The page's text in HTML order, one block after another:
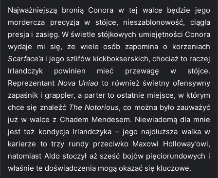
Najważniejszą bronią Conora w tej walce będzie jego
mordercza precyzja w stójce, nieszablonowość, ciągła
presja i zasięg. W świetle stójkowych umiejętności Conora
wydaje mi się, że wiele osób zapomina o korzeniach
Scarface’a i jego szlifów kickbokserskich, chociaż to raczej
Irlandczyk powinien mieć przewagę w stójce.
Reprezentant Nova Uniao to również świetny ofensywny
zapaśnik i grappler, a parter to ostatnie miejsce, w którym
chce się znaleźć The Notorious, co można było zauważyć
już w walce z Chadem Mendesem. Niewiadomą dla mnie
jest też kondycja Irlandczyka – jego najdłuższa walka w
karierze to trzy rundy przeciwko Maxowi Holloway’owi,
natomiast Aldo stoczył aż sześć bojów pięciorundowych i
właśnie te doświadczenia mogą okazać się kluczowe.